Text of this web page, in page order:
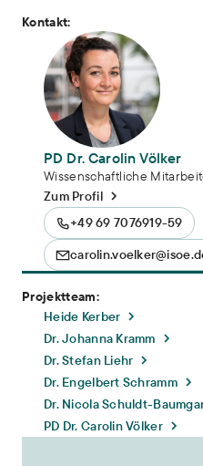
Kontakt:
PD Dr. Carolin Völker
Wissenschaftliche
Zum Profil
+49 69 7076919-59
Projektteam:
Heide Kerber
Dr. Johanna Kramm
Dr. Stefan Liehr
Dr. Engelbert Schramm
Dr. Nicola Schuldt-
PD Dr. Carolin Völker